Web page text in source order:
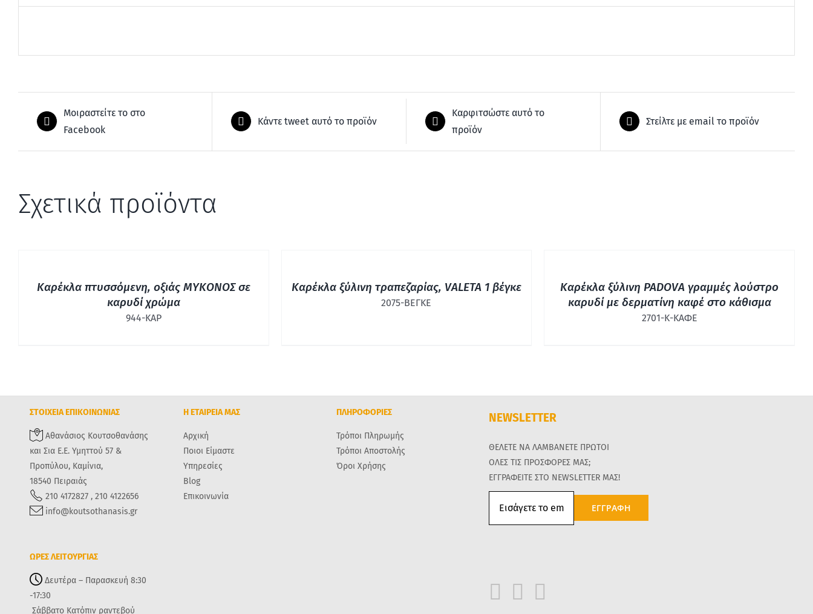
Μοιραστείτε το στο
Facebook
Κάντε tweet αυτό το προϊόν
Καρφιτσώστε αυτό το
προϊόν
Στείλτε με email το προϊόν
Σχετικά προϊόντα
Καρέκλα πτυσσόμενη, οξιάς ΜΥΚΟΝΟΣ σε
καρυδί χρώμα
944-ΚΑΡ
Καρέκλα ξύλινη τραπεζαρίας, VALETA 1 βέγκε
2075-ΒΕΓΚΕ
Καρέκλα ξύλινη PADOVA γραμμές λούστρο
καρυδί με δερματίνη καφέ στο κάθισμα
2701-Κ-ΚΑΦΕ
ΣΤΟΙΧΕΙΑ ΕΠΙΚΟΙΝΩΝΙΑΣ
Αθανάσιος Κουτσοθανάσης
και Σια Ε.Ε. Υμηττού 57 &
Προπύλου, Καμίνια,
18540 Πειραιάς
210 4172827 , 210 4122656
info@koutsothanasis.gr
ΩΡΕΣ ΛΕΙΤΟΥΡΓΙΑΣ
Δευτέρα – Παρασκευή 8:30
-17:30
Σάββατο Κατόπιν ραντεβού
Η ΕΤΑΙΡΕΙΑ ΜΑΣ
Αρχική
Ποιοι Είμαστε
Υπηρεσίες
Blog
Επικοινωνία
ΠΛΗΡΟΦΟΡΙΕΣ
Τρόποι Πληρωμής
Τρόποι Αποστολής
Όροι Χρήσης
NEWSLETTER
ΘΕΛΕΤΕ ΝΑ ΛΑΜΒΑΝΕΤΕ ΠΡΩΤΟΙ
ΟΛΕΣ ΤΙΣ ΠΡΟΣΦΟΡΕΣ ΜΑΣ;
ΕΓΓΡΑΦΕΙΤΕ ΣΤΟ NEWSLETTER ΜΑΣ!
ΕΓΓΡΑΦΗ